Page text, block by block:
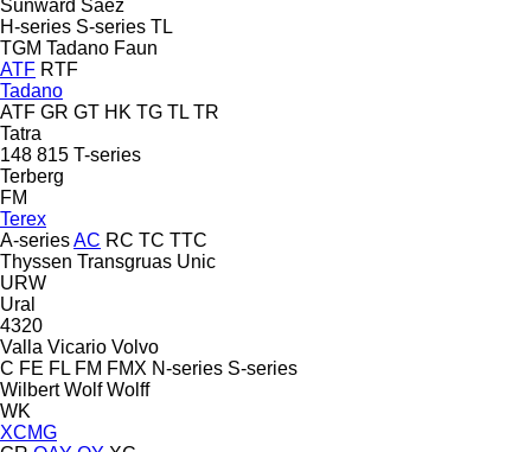
Sunward Sáez
H-series S-series TL
TGM Tadano Faun
ATF RTF
Tadano
ATF GR GT HK TG TL TR
Tatra
148 815 T-series
Terberg
FM
Terex
A-seriesAC RC TC TTC
Thyssen Transgruas Unic
URW
Ural
4320
Valla Vicario Volvo
C FE FL FM FMX N-series S-series
Wilbert Wolf Wolff
WK
XCMG